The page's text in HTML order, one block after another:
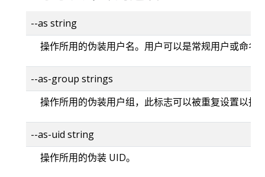
--as string
操作所用的伪装用户名。用户可以是常规用户或命名
--as-group strings
操作所用的伪装用户组，此标志可以被重复设置以指
--as-uid string
操作所用的伪装 UID。